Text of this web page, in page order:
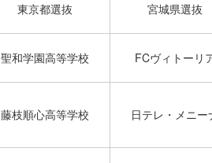
東京都選抜 宮城県選抜
聖和学園高等学校 FCヴィトーリ
藤枝順心高等学校 日テレ・メニー